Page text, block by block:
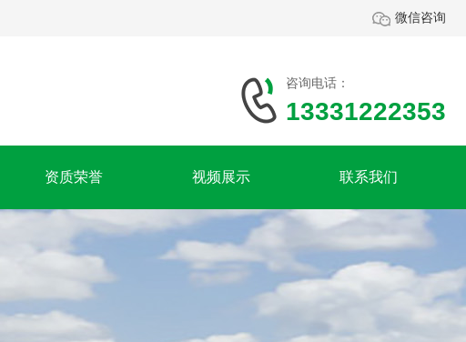
微信咨询
咨询电话：
13331222353
资质荣誉 视频展示 联系我们